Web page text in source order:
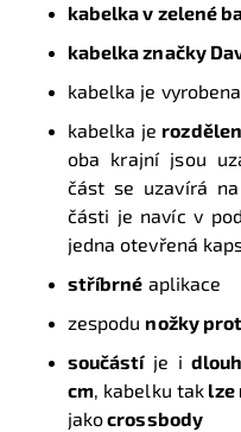
kabelka v zelené
kabelka značky
kabelka je
kabelka je
oba krajní jsou
část se uzavírá
části je navíc v
jedna otevřená
stříbrné aplikace
zespodu nožky
součástíje i
cm, kabelku tak lze
jakocrossbody